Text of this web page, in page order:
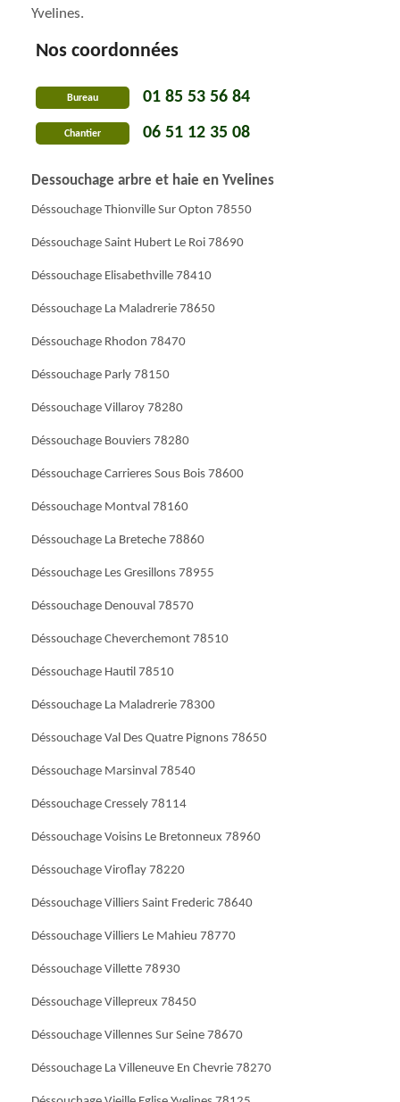
Yvelines.
Nos coordonnées
Bureau 01 85 53 56 84
Chantier 06 51 12 35 08
Dessouchage arbre et haie en Yvelines
Déssouchage Thionville Sur Opton 78550
Déssouchage Saint Hubert Le Roi 78690
Déssouchage Elisabethville 78410
Déssouchage La Maladrerie 78650
Déssouchage Rhodon 78470
Déssouchage Parly 78150
Déssouchage Villaroy 78280
Déssouchage Bouviers 78280
Déssouchage Carrieres Sous Bois 78600
Déssouchage Montval 78160
Déssouchage La Breteche 78860
Déssouchage Les Gresillons 78955
Déssouchage Denouval 78570
Déssouchage Cheverchemont 78510
Déssouchage Hautil 78510
Déssouchage La Maladrerie 78300
Déssouchage Val Des Quatre Pignons 78650
Déssouchage Marsinval 78540
Déssouchage Cressely 78114
Déssouchage Voisins Le Bretonneux 78960
Déssouchage Viroflay 78220
Déssouchage Villiers Saint Frederic 78640
Déssouchage Villiers Le Mahieu 78770
Déssouchage Villette 78930
Déssouchage Villepreux 78450
Déssouchage Villennes Sur Seine 78670
Déssouchage La Villeneuve En Chevrie 78270